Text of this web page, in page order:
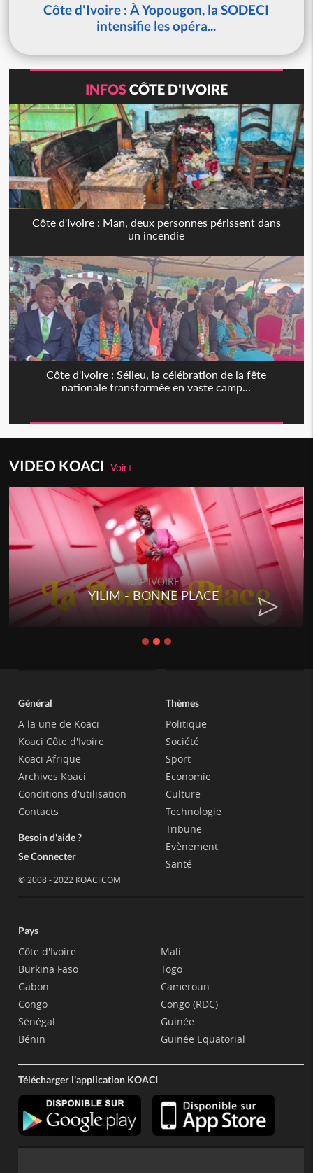
Côte d'Ivoire : À Yopougon, la SODECI
intensifie les opéra...
INFOSCÔTE D'IVOIRE
Côte d'Ivoire : Man, deux personnes périssent dans
un incendie
Côte d'Ivoire : Séileu, la célébration de la fête
nationale transformée en vaste camp...
VIDEO KOACIVoir+
RAP IVOIRE
YILIM - BONNE PLACE
Général
A la une de Koaci
Koaci Côte d'Ivoire
Koaci Afrique
Archives Koaci
Conditions d'utilisation
Contacts
Besoin d'aide ?
Se Connecter
© 2008 - 2022 KOACI.COM
Thèmes
Politique
Société
Sport
Economie
Culture
Technologie
Tribune
Evènement
Santé
Pays
Côte d'Ivoire
Burkina Faso
Gabon
Congo
Sénégal
Bénin
Mali
Togo
Cameroun
Congo (RDC)
Guinée
Guinée Equatorial
Télécharger l'application KOACI